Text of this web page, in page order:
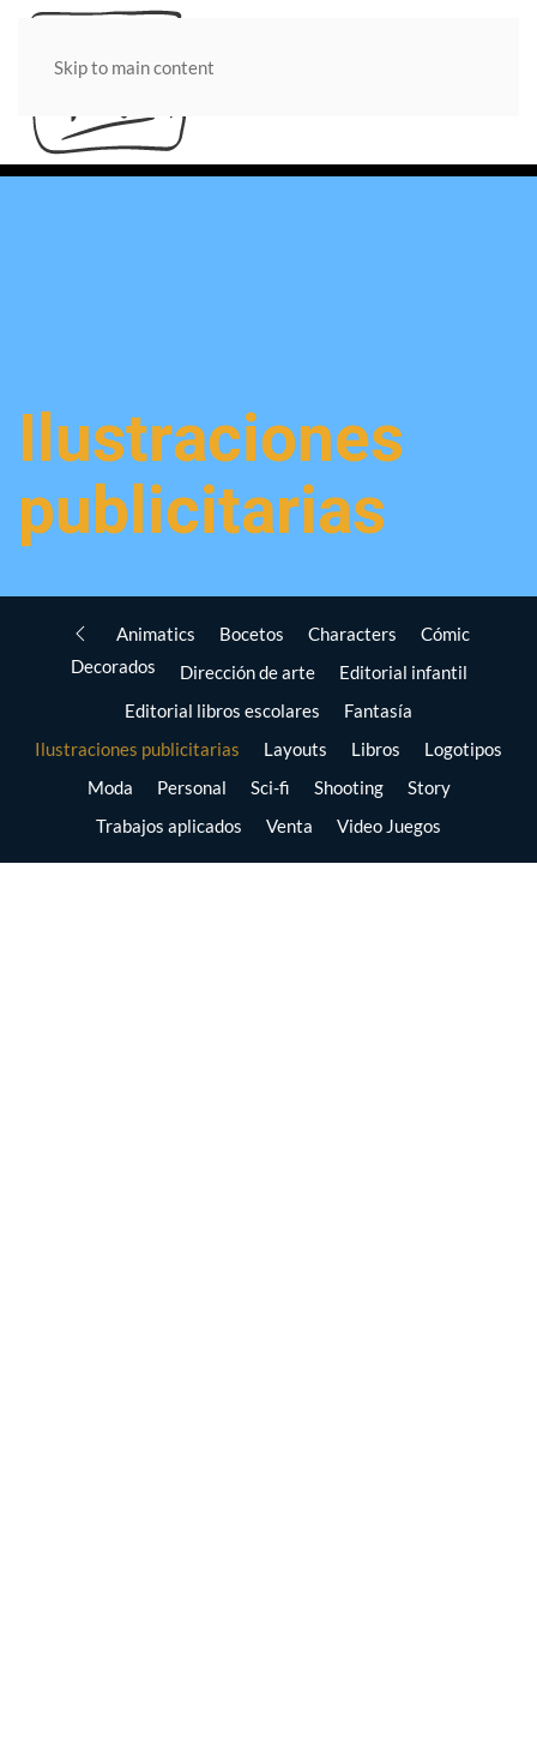
Skip to main content
Ilustraciones
publicitarias
Animatics Bocetos Characters
Cómic
Decorados
Dirección de arte
Editorial infantil
Editorial libros escolares
Fantasía
Ilustraciones publicitarias
Layouts Libros
Logotipos
Moda
Personal Sci-fi Shooting
Story
Trabajos aplicados
Venta Video Juegos